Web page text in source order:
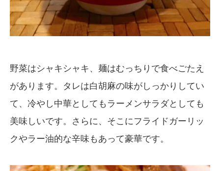
野菜はシャキシャキ、麺はむっちりで食べごたえ
があります。タレは白胡麻の味がしっかりしてい
て、冷やし中華としてもラーメンサラダとしても
美味しいです。さらに、そこにフライドガーリッ
クやラー油的な辛味もあって豪華です。